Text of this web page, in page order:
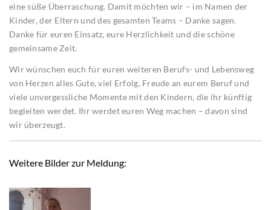
eine süße Überraschung. Damit möchten wir – im Namen der
Kinder, der Eltern und des gesamten Teams – Danke sagen.
Danke für euren Einsatz, eure Herzlichkeit und die schöne
gemeinsame Zeit.
Wir wünschen euch für euren weiteren Berufs- und Lebensweg
von Herzen alles Gute, viel Erfolg, Freude an eurem Beruf und
viele unvergessliche Momente mit den Kindern, die ihr künftig
begleiten werdet. Ihr werdet euren Weg machen – davon sind
wir überzeugt.
Weitere Bilder zur Meldung: